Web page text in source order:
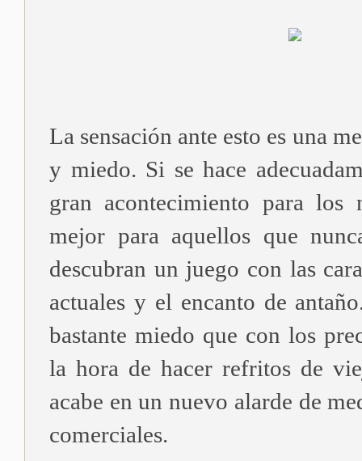
La sensación ante esto es una
y miedo. Si se hace
gran acontecimiento para los
mejor para aquellos que
descubran un juego con las
actuales y el encanto de
bastante miedo que con los
la hora de hacer refritos de
acabe en un nuevo alarde de
comerciales.